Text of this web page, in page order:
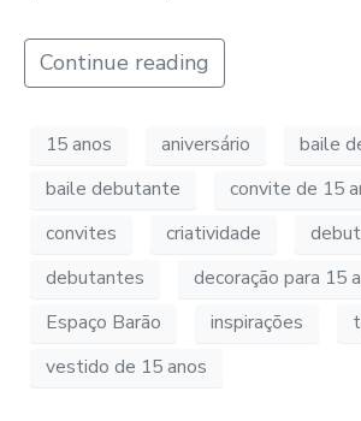
Continue reading
15 anos aniversário
baile
baile debutante
convite de 15
convites
criatividade
debutantes
decoração para 15
Espaço Barão
inspirações
vestido de 15 anos